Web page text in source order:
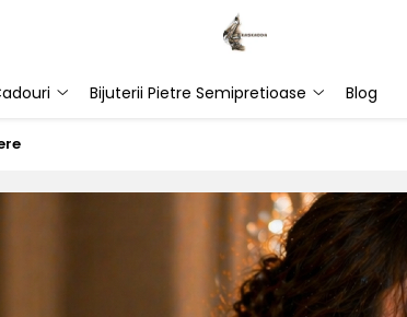
Bijuterii Pietre Semipretioase Blog